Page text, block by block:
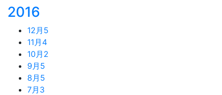
2016
12月 5
11月 4
10月 2
9月 5
8月 5
7月 3